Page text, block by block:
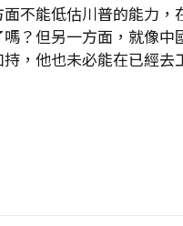
不能低估川普的能力
？但另一方面，就像
，他也未必能在已經去